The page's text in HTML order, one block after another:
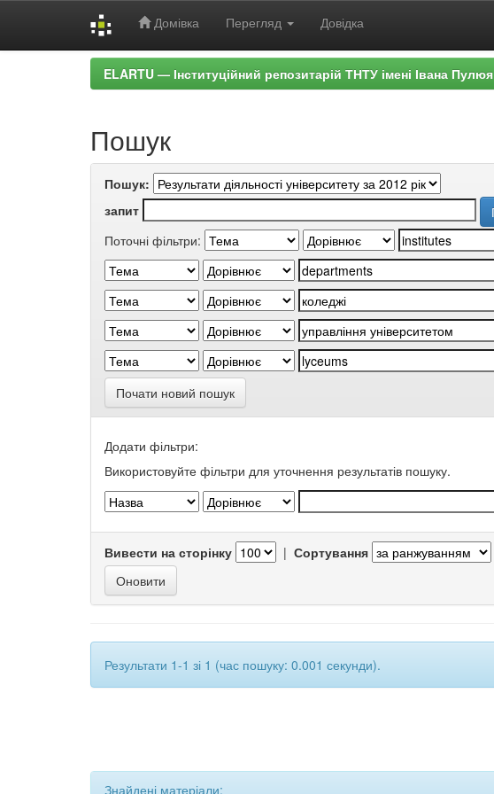
Домівка Перегляд Довідка
ELARTU — Інституційний репозитарій ТНТУ імені Івана Пулюя
Пошук
Пошук:
запит
Поточні фільтри:
Почати новий пошук
Додати фільтри:
Використовуйте фільтри для уточнення результатів пошуку.
Вивести на сторінку | Сортування
Результати 1-1 зі 1 (час пошуку: 0.001 секунди).
Знайдені матеріали: